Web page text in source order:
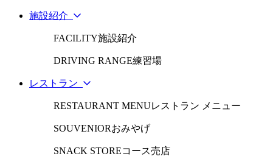
施設紹介
FACILITY施設紹介
DRIVING RANGE練習場
レストラン
RESTAURANT MENUレストラン メニュー
SOUVENIORおみやげ
SNACK STOREコース売店